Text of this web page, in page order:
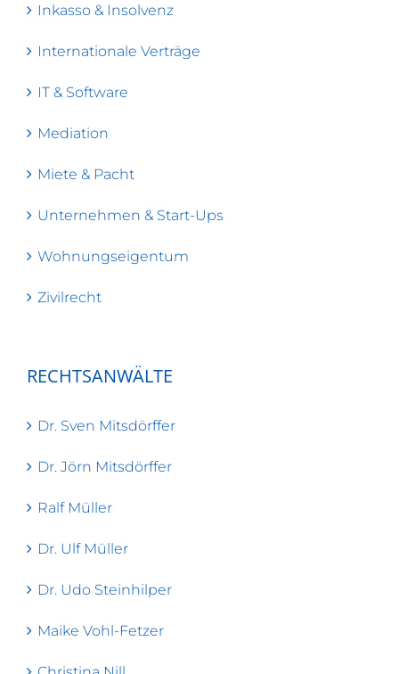
Inkasso & Insolvenz
Internationale Verträge
IT & Software
Mediation
Miete & Pacht
Unternehmen & Start-Ups
Wohnungseigentum
Zivilrecht
RECHTSANWÄLTE
Dr. Sven Mitsdörffer
Dr. Jörn Mitsdörffer
Ralf Müller
Dr. Ulf Müller
Dr. Udo Steinhilper
Maike Vohl-Fetzer